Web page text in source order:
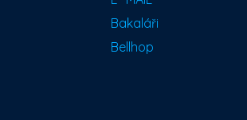
Bakaláři
Bellhop